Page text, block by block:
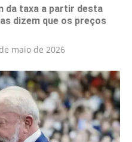
da taxa a partir desta
dizem que os preços
maio de 2026